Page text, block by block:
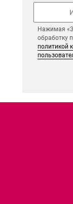
Нажимая
обработку
политикой